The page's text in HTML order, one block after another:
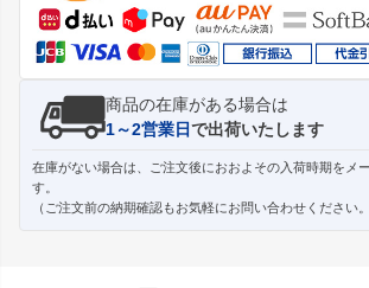
商品の在庫がある場合は
1～2営業日で出荷いたします
在庫がない場合は、ご注文後におおよその入荷時期をメ
す。
（ご注文前の納期確認もお気軽にお問い合わせください。